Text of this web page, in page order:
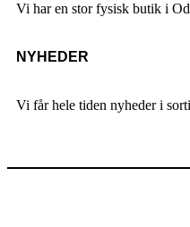
Vi har en stor fysisk butik i
NYHEDER
Vi får hele tiden nyheder i